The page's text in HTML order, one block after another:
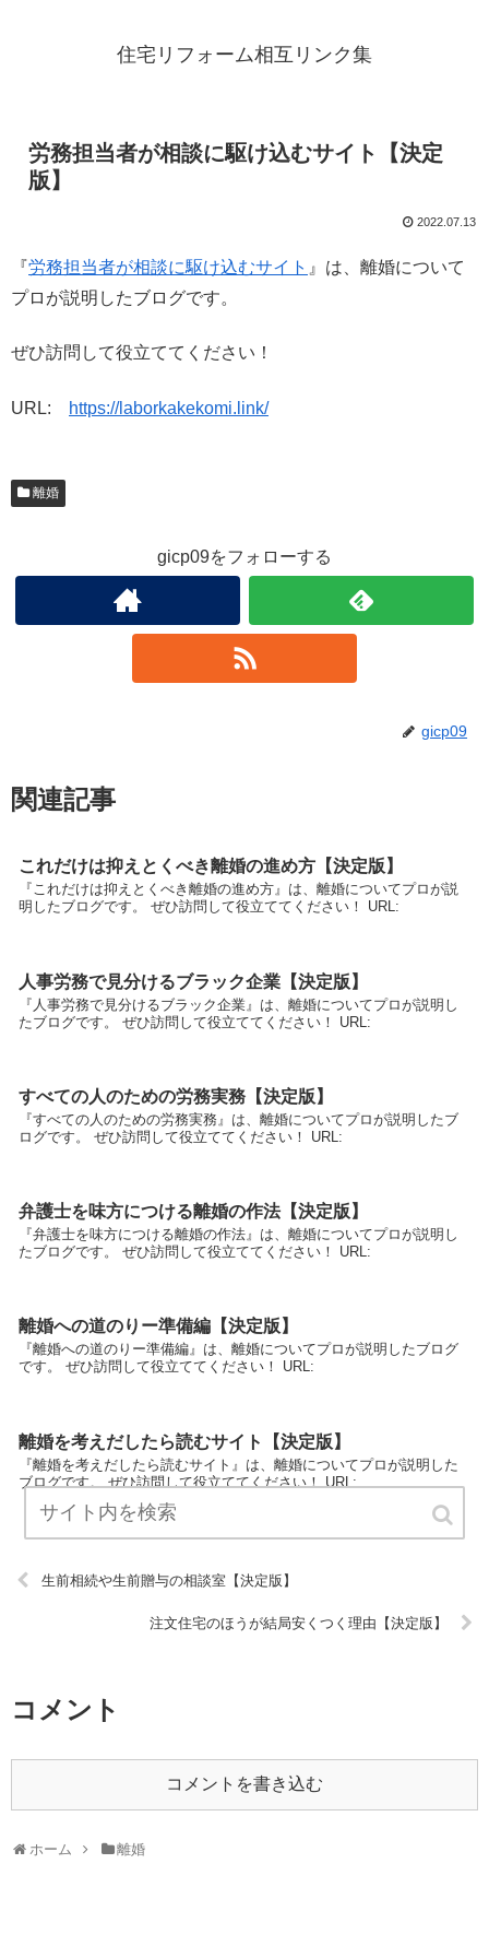
住宅リフォーム相互リンク集
労務担当者が相談に駆け込むサイト【決定
版】
2022.07.13
『労務担当者が相談に駆け込むサイト 』は、離婚について
プロが説明したブログです。
ぜひ訪問して役立ててください！
URL: https://laborkakekomi.link/
離婚
gicp09をフォローする
gicp09
関連記事
これだけは抑えとくべき離婚の進め方【決定版】
『これだけは抑えとくべき離婚の進め方』は、離婚についてプロが説
明したブログです。 ぜひ訪問して役立ててください！ URL:
人事労務で見分けるブラック企業【決定版】
『人事労務で見分けるブラック企業』は、離婚についてプロが説明し
たブログです。 ぜひ訪問して役立ててください！ URL:
すべての人のための労務実務【決定版】
『すべての人のための労務実務』は、離婚についてプロが説明したブ
ログです。 ぜひ訪問して役立ててください！ URL:
弁護士を味方につける離婚の作法【決定版】
『弁護士を味方につける離婚の作法』は、離婚についてプロが説明し
たブログです。 ぜひ訪問して役立ててください！ URL:
離婚への道のりー準備編【決定版】
『離婚への道のりー準備編』は、離婚についてプロが説明したブログ
です。 ぜひ訪問して役立ててください！ URL:
離婚を考えだしたら読むサイト【決定版】
『離婚を考えだしたら読むサイト』は、離婚についてプロが説明した
ブログです。 ぜひ訪問して役立ててください！ URL:
生前相続や生前贈与の相談室【決定版】
注文住宅のほうが結局安くつく理由【決定版】
コメント
コメントを書き込む
ホーム 離婚